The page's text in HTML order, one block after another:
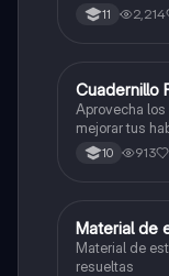
11 2,214
ICFES: Inglés
Cuadernillo
Aprovecha
mejorar tus
Prueba Saber
10 913
ICFES:
Material de
Material de
resueltas